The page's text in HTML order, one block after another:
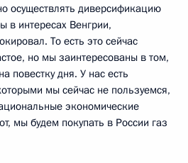
осуществлять диверсификацию
в интересах Венгрии,
То есть это сейчас
но мы заинтересованы в том,
повестку дня. У нас есть
мы сейчас не пользуемся,
экономические
мы будем покупать в России газ